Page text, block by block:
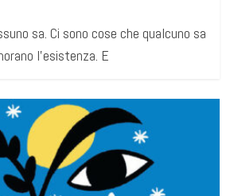
sa. Ci sono cose che qualcuno sa
l’esistenza. E